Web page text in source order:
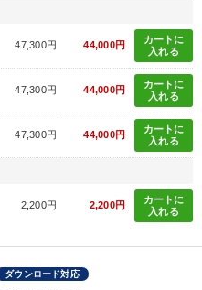
47,300円 44,000円
カートに
入れる
47,300円 44,000円
カートに
入れる
47,300円 44,000円
カートに
入れる
2,200円 2,200円
カートに
入れる
ダウンロード対応